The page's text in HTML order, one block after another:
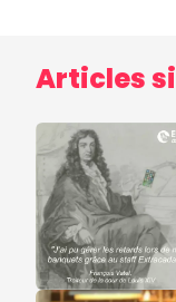
Articles